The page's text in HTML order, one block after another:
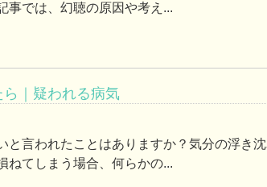
事では、幻聴の原因や考え...
｜疑われる病気
と言われたことはありますか？気分の浮き
ねてしまう場合、何らかの...